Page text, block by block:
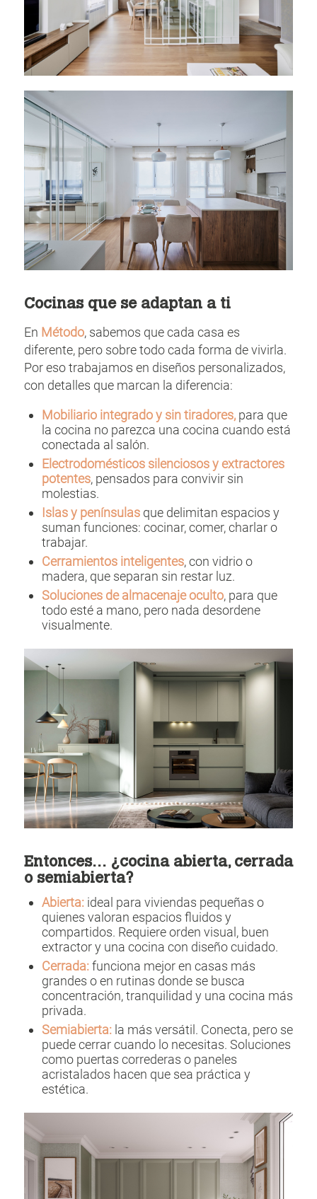
Cocinas que se adaptan a ti
En Método, sabemos que cada casa es
diferente, pero sobre todo cada forma de vivirla.
Por eso trabajamos en diseños personalizados,
con detalles que marcan la diferencia:
Mobiliario integrado y sin tiradores,para que
la cocina no parezca una cocina cuando está
conectada al salón.
Electrodomésticos silenciosos y extractores
potentes, pensados para convivir sin
molestias.
Islas y penínsulasque delimitan espacios y
suman funciones: cocinar, comer, charlar o
trabajar.
Cerramientos inteligentes, con vidrio o
madera, que separan sin restar luz.
Soluciones de almacenaje oculto, para que
todo esté a mano, pero nada desordene
visualmente.
Entonces… ¿cocina abierta, cerrada
o semiabierta?
Abierta:ideal para viviendas pequeñas o
quienes valoran espacios fluidos y
compartidos. Requiere orden visual, buen
extractor y una cocina con diseño cuidado.
Cerrada:funciona mejor en casas más
grandes o en rutinas donde se busca
concentración, tranquilidad y una cocina más
privada.
Semiabierta:la más versátil. Conecta, pero se
puede cerrar cuando lo necesitas. Soluciones
como puertas correderas o paneles
acristalados hacen que sea práctica y
estética.